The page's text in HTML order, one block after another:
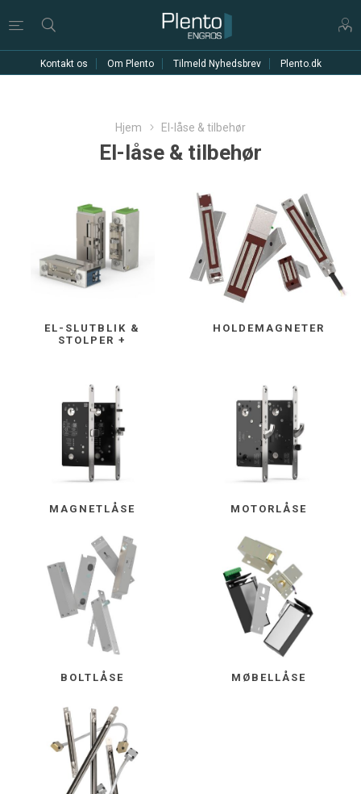
Kontakt os Om Plento Tilmeld Nyhedsbrev Plento.dk
Hjem El-låse & tilbehør
El-låse & tilbehør
EL-SLUTBLIK &
STOLPER +
HOLDEMAGNETER
MAGNETLÅSE MOTORLÅSE
BOLTLÅSE MØBELLÅSE